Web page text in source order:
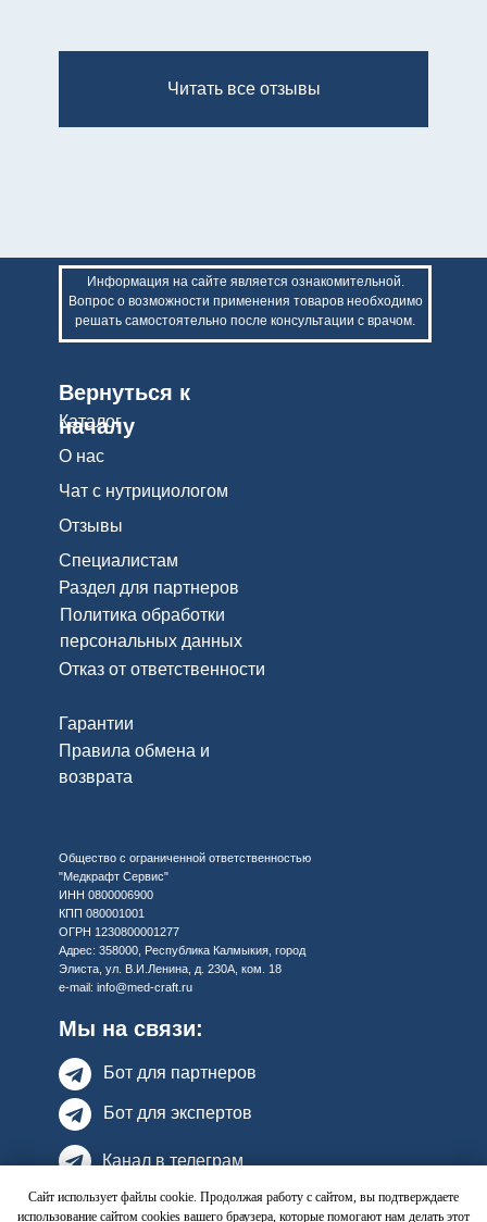
Читать все отзывы
Оптовые продажи
Мы на связи:
Вернуться к
началу
Каталог
О нас
Чат с нутрициологом
Отзывы
Специалистам
Отказ от ответственности
Гарантии
Правила обмена и
возврата
Раздел для партнеров
Политика обработки
персональных данных
Общество с ограниченной ответственностью
"Медкрафт Сервис"
ИНН 0800006900
КПП 080001001
ОГРН 1230800001277
Адрес: 358000, Республика Калмыкия, город
Элиста, ул. В.И.Ленина, д. 230А, ком. 18
e-mail: info@med-craft.ru
Бот для экспертов
Бот для партнеров
Канал в телеграм
Информация на сайте является ознакомительной.
Вопрос о возможности применения товаров необходимо
решать самостоятельно после консультации с врачом.
Сайт использует файлы cookie. Продолжая работу с сайтом, вы подтверждаете
использование сайтом cookies вашего браузера, которые помогают нам делать этот